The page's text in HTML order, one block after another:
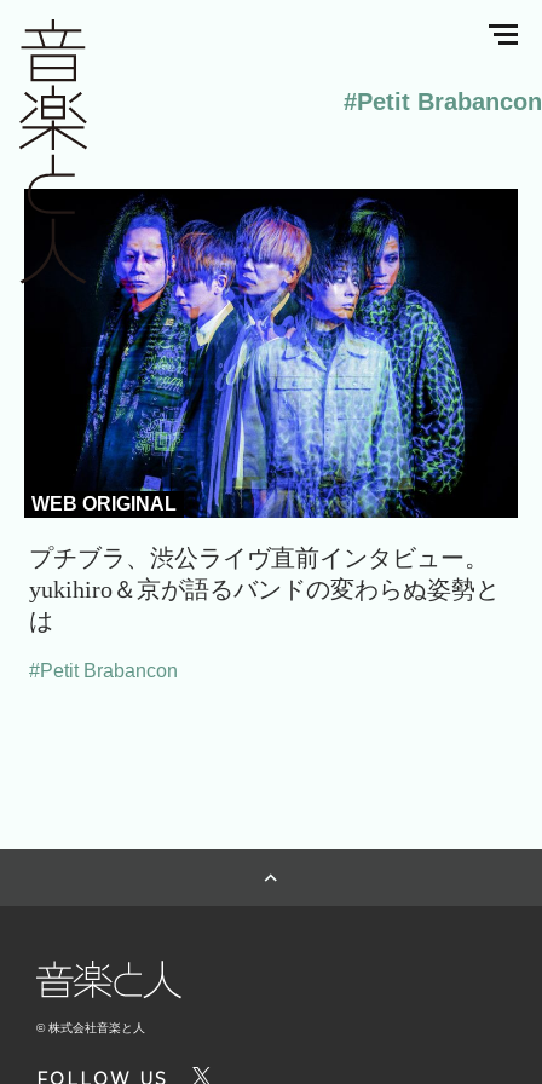
#Petit Brabancon
WEB ORIGINAL
プチブラ、渋公ライヴ直前インタビュー。
yukihiro＆京が語るバンドの変わらぬ姿勢と
は
#Petit Brabancon
© 株式会社音楽と人
FOLLOW US